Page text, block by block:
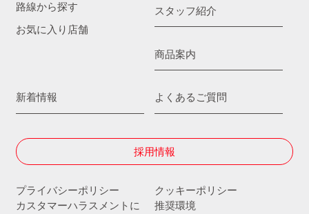
路線から探す
お気に入り店舗
スタッフ紹介
商品案内
新着情報 よくあるご質問
採用情報
プライバシーポリシー
クッキーポリシー
カスタマーハラスメントに
推奨環境